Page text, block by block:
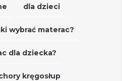
dla dzieci
wybrać materac?
dla dziecka?
kręgosłup